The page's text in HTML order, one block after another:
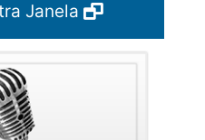
Janela